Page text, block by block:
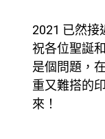
2021 已然接
祝各位聖誕
是個問題，
重又難搭的
來！